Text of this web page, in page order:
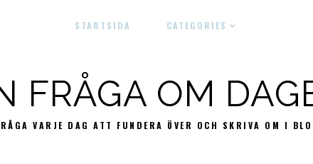
STARTSIDA CATEGORIES
FRÅGA OM
VARJE DAG ATT FUNDERA ÖVER OCH SKRIVA OM I